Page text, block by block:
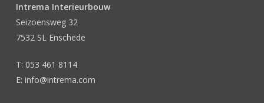
Intrema Interieurbouw
Seizoensweg 32
7532 SL Enschede
T: 053 461 8114
E: info@intrema.com